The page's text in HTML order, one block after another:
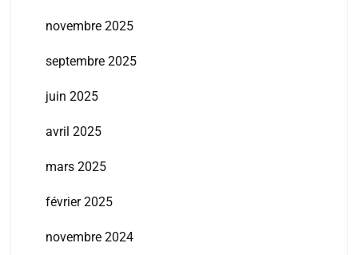
novembre 2025
septembre 2025
juin 2025
avril 2025
mars 2025
février 2025
novembre 2024